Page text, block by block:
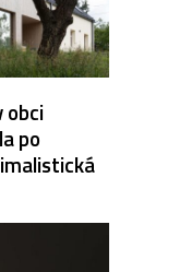
obci
po